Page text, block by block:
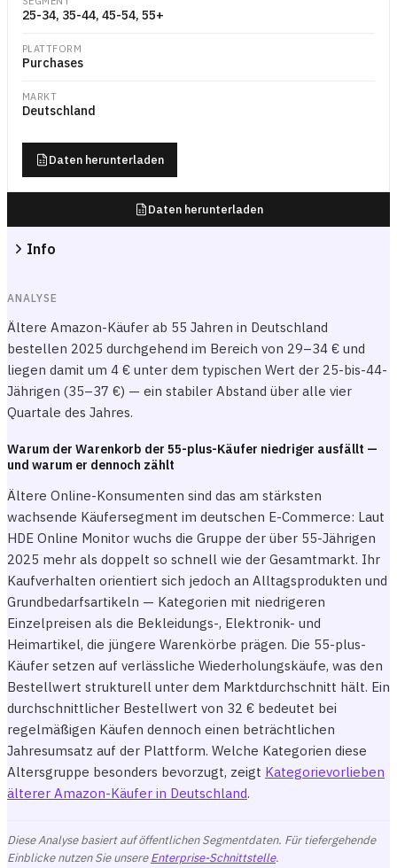
25-34, 35-44, 45-54, 55+
PLATTFORM
Purchases
MARKT
Deutschland
Daten herunterladen
Daten herunterladen
Info
ANALYSE
Ältere Amazon-Käufer ab 55 Jahren in Deutschland
bestellen 2025 durchgehend im Bereich von 29–34 € und
liegen damit um 4 € unter dem typischen Wert der 25-bis-44-
Jährigen (35–37 €) — ein stabiler Abstand über alle vier
Quartale des Jahres.
Warum der Warenkorb der 55-plus-Käufer niedriger ausfällt —
und warum er dennoch zählt
Ältere Online-Konsumenten sind das am stärksten
wachsende Käufersegment im deutschen E-Commerce: Laut
HDE Online Monitor wuchs die Gruppe der über 55-Jährigen
2025 mehr als doppelt so schnell wie der Gesamtmarkt. Ihr
Kaufverhalten orientiert sich jedoch an Alltagsprodukten und
Grundbedarfsartikeln — Kategorien mit niedrigeren
Einzelpreisen als die Bekleidungs-, Elektronik- und
Heimartikel, die jüngere Warenkörbe prägen. Die 55-plus-
Käufer setzen auf verlässliche Wiederholungskäufe, was den
Bestellwert strukturell unter dem Marktdurchschnitt hält. Ein
durchschnittlicher Bestellwert von 32 € bedeutet bei
regelmäßigen Käufen dennoch einen beträchtlichen
Jahresumsatz auf der Plattform. Welche Kategorien diese
Altersgruppe besonders bevorzugt, zeigt Kategorievorlieben
älterer Amazon-Käufer in Deutschland.
Diese Analyse basiert auf öffentlichen Segmentdaten. Für tiefergehende
Einblicke nutzen Sie unsereEnterprise-Schnittstelle.